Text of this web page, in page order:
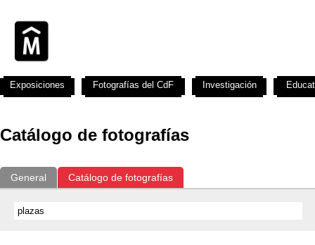
Catálogo de fotografías
General Catálogo de fotografías
Exposiciones Fotografías del CdF Investigación